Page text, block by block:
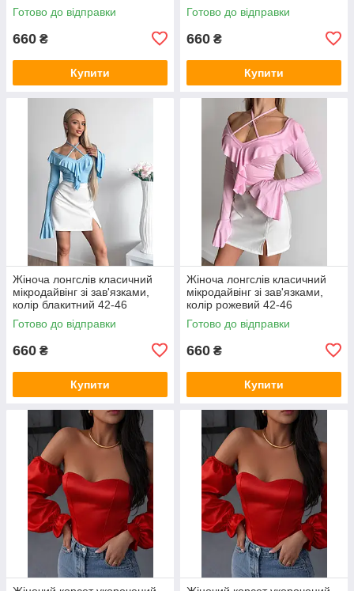
Готово до відправки
660 ₴
Купити
Готово до відправки
660 ₴
Купити
Жіноча лонгслів класичний
мікродайвінг зі зав'язками,
колір блакитний 42-46
Готово до відправки
660 ₴
Купити
Жіноча лонгслів класичний
мікродайвінг зі зав'язками,
колір рожевий 42-46
Готово до відправки
660 ₴
Купити